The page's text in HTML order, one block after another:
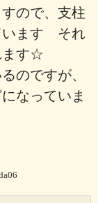
ので、支柱
います それ
ます☆
のですが、
なっていま